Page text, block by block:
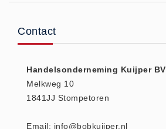
Contact
Handelsonderneming Kuijper BV
Melkweg 10
1841JJ Stompetoren
Email: info@bobkuijper.nl